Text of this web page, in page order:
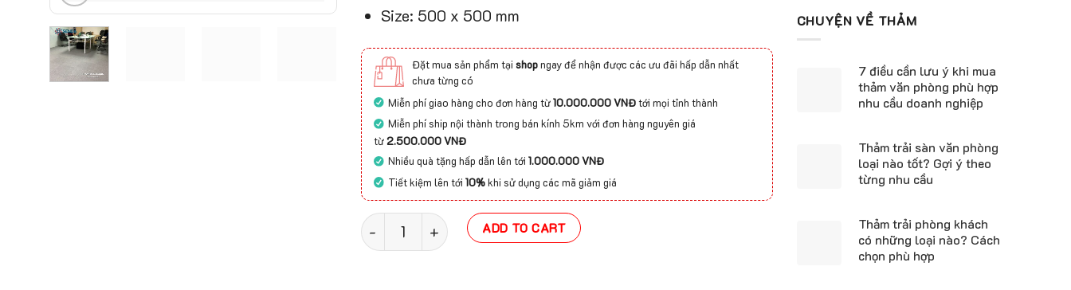
Size: 500 x 500 mm
Đặt mua sản phẩm tại shopngay để nhận được các ưu đãi hấp dẫn nhất
chưa từng có
Miễn phí giao hàng cho đơn hàng từ10.000.000 VNĐtới mọi tỉnh thành
Miễn phí ship nội thành trong bán kính 5km với đơn hàng nguyên giá
từ2.500.000 VNĐ
Nhiều quà tặng hấp dẫn lên tới 1.000.000 VNĐ
Tiết kiệm lên tới 10%khi sử dụng các mã giảm giá
Thảm tấm 50×50 đế cao su Tuntex T12 nhiều màu quantity
ADD TO CART
CHUYỆN VỀ THẢM
7 điều cần lưu ý khi mua
thảm văn phòng phù hợp
nhu cầu doanh nghiệp
Thảm trải sàn văn phòng
loại nào tốt? Gợi ý theo
từng nhu cầu
Thảm trải phòng khách
có những loại nào? Cách
chọn phù hợp